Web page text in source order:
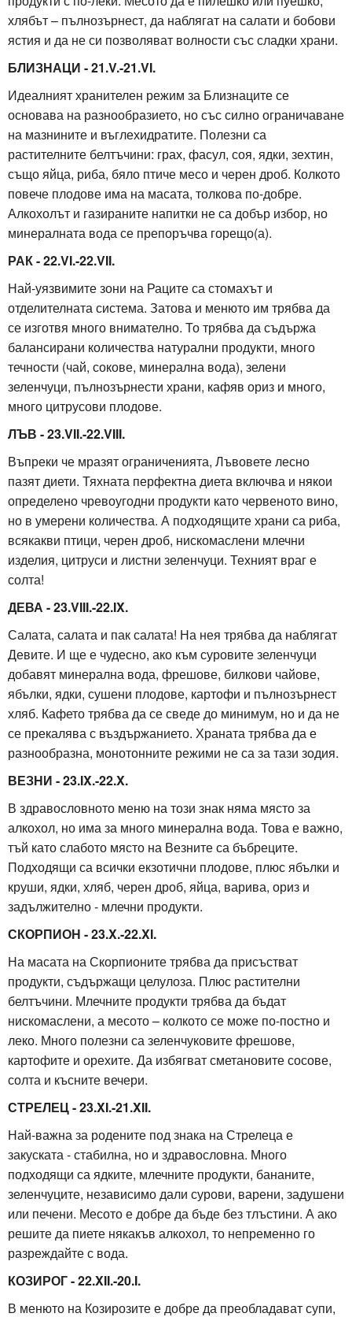
хлябът – пълнозърнест, да наблягат на салати и бобови
ястия и да не си позволяват волности със сладки храни.
БЛИЗНАЦИ - 21.V.-21.VI.
Идеалният хранителен режим за Близнаците се
основава на разнообразието, но със силно ограничаване
на мазнините и въглехидратите. Полезни са
растителните белтъчини: грах, фасул, соя, ядки, зехтин,
също яйца, риба, бяло птиче месо и черен дроб. Колкото
повече плодове има на масата, толкова по-добре.
Алкохолът и газираните напитки не са добър избор, но
минералната вода се препоръчва горещо(а).
РАК - 22.VI.-22.VII.
Най-уязвимите зони на Раците са стомахът и
отделителната система. Затова и менюто им трябва да
се изготвя много внимателно. То трябва да съдържа
балансирани количества натурални продукти, много
течности (чай, сокове, минерална вода), зелени
зеленчуци, пълнозърнести храни, кафяв ориз и много,
много цитрусови плодове.
ЛЪВ - 23.VII.-22.VIII.
Въпреки че мразят ограниченията, Лъвовете лесно
пазят диети. Тяхната перфектна диета включва и някои
определено чревоугодни продукти като червеното вино,
но в умерени количества. А подходящите храни са риба,
всякакви птици, черен дроб, нискомаслени млечни
изделия, цитруси и листни зеленчуци. Техният враг е
солта!
ДЕВА - 23.VIII.-22.IX.
Салата, салата и пак салата! На нея трябва да наблягат
Девите. И ще е чудесно, ако към суровите зеленчуци
добавят минерална вода, фрешове, билкови чайове,
ябълки, ядки, сушени плодове, картофи и пълнозърнест
хляб. Кафето трябва да се сведе до минимум, но и да не
се прекалява с въздържанието. Храната трябва да е
разнообразна, монотонните режими не са за тази зодия.
ВЕЗНИ - 23.IX.-22.X.
В здравословното меню на този знак няма място за
алкохол, но има за много минерална вода. Това е важно,
тъй като слабото място на Везните са бъбреците.
Подходящи са всички екзотични плодове, плюс ябълки и
круши, ядки, хляб, черен дроб, яйца, варива, ориз и
задължително - млечни продукти.
СКОРПИОН - 23.X.-22.XI.
На масата на Скорпионите трябва да присъстват
продукти, съдържащи целулоза. Плюс растителни
белтъчини. Млечните продукти трябва да бъдат
нискомаслени, а месото – колкото се може по-постно и
леко. Много полезни са зеленчуковите фрешове,
картофите и орехите. Да избягват сметановите сосове,
солта и късните вечери.
СТРЕЛЕЦ - 23.XI.-21.XII.
Най-важна за родените под знака на Стрелеца е
закуската - стабилна, но и здравословна. Много
подходящи са ядките, млечните продукти, бананите,
зеленчуците, независимо дали сурови, варени, задушени
или печени. Месото е добре да бъде без тлъстини. А ако
решите да пиете някакъв алкохол, то непременно го
разреждайте с вода.
КОЗИРОГ - 22.XII.-20.I.
В менюто на Козирозите е добре да преобладават супи,